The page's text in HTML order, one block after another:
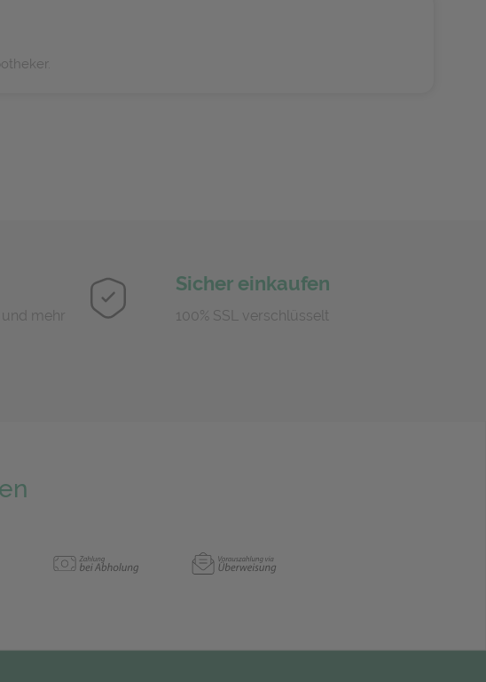
mehr
Sicher einkaufen
100% SSL verschlüsselt